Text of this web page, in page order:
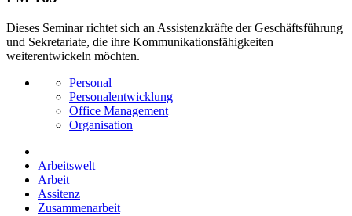
Dieses Seminar richtet sich an Assistenzkräfte der Geschäftsführung
und Sekretariate, die ihre Kommunikationsfähigkeiten
weiterentwickeln möchten.
Personal
Personalentwicklung
Office Management
Organisation
Arbeitswelt
Arbeit
Assitenz
Zusammenarbeit